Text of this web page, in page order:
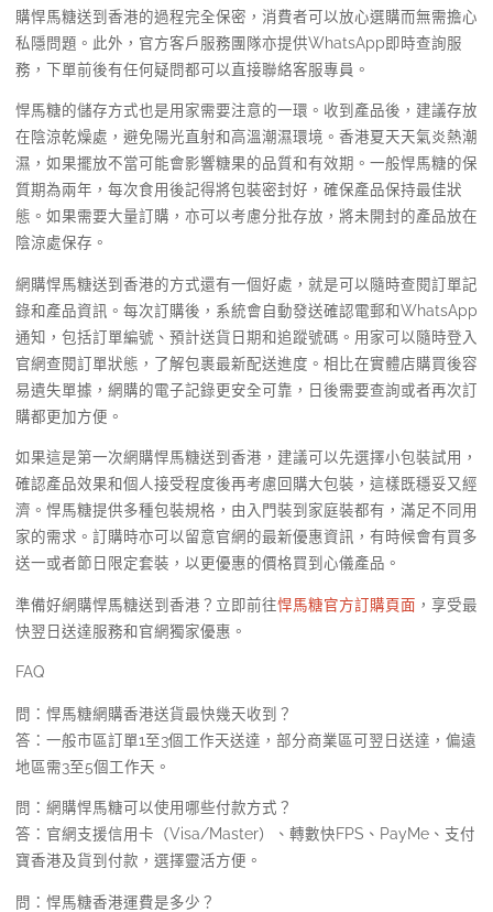
購悍馬糖送到香港的過程完全保密，消費者可以放心選購而無需擔心
私隱問題。此外，官方客戶服務團隊亦提供WhatsApp即時查詢服
務，下單前後有任何疑問都可以直接聯絡客服專員。
悍馬糖的儲存方式也是用家需要注意的一環。收到產品後，建議存放
在陰涼乾燥處，避免陽光直射和高溫潮濕環境。香港夏天天氣炎熱潮
濕，如果擺放不當可能會影響糖果的品質和有效期。一般悍馬糖的保
質期為兩年，每次食用後記得將包裝密封好，確保產品保持最佳狀
態。如果需要大量訂購，亦可以考慮分批存放，將未開封的產品放在
陰涼處保存。
網購悍馬糖送到香港的方式還有一個好處，就是可以隨時查閱訂單記
錄和產品資訊。每次訂購後，系統會自動發送確認電郵和WhatsApp
通知，包括訂單編號、預計送貨日期和追蹤號碼。用家可以隨時登入
官網查閱訂單狀態，了解包裹最新配送進度。相比在實體店購買後容
易遺失單據，網購的電子記錄更安全可靠，日後需要查詢或者再次訂
購都更加方便。
如果這是第一次網購悍馬糖送到香港，建議可以先選擇小包裝試用，
確認產品效果和個人接受程度後再考慮回購大包裝，這樣既穩妥又經
濟。悍馬糖提供多種包裝規格，由入門裝到家庭裝都有，滿足不同用
家的需求。訂購時亦可以留意官網的最新優惠資訊，有時候會有買多
送一或者節日限定套裝，以更優惠的價格買到心儀產品。
準備好網購悍馬糖送到香港？立即前往悍馬糖官方訂購頁面 ，享受最
快翌日送達服務和官網獨家優惠。
FAQ
問：悍馬糖網購香港送貨最快幾天收到？
答：一般市區訂單1至3個工作天送達，部分商業區可翌日送達，偏遠
地區需3至5個工作天。
問：網購悍馬糖可以使用哪些付款方式？
答：官網支援信用卡（Visa/Master）、轉數快FPS、PayMe、支付
寶香港及貨到付款，選擇靈活方便。
問：悍馬糖香港運費是多少？